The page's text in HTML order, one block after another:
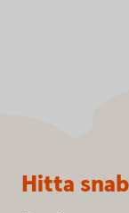
Sidfot
Hitta